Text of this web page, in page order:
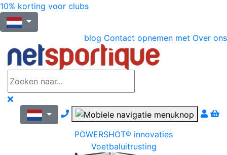
10% korting voor clubs
blog Contact opnemen met Over ons
Nous contacter par téléphone
POWERSHOT® innovaties
Voetbaluitrusting